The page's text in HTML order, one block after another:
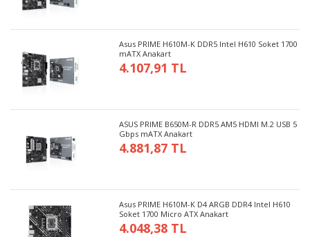
Asus PRIME H610M-K DDR5 Intel H610 Soket 1700
mATX Anakart
4.107,91 TL
ASUS PRIME B650M-R DDR5 AM5 HDMI M.2 USB 5
Gbps mATX Anakart
4.881,87 TL
Asus PRIME H610M-K D4 ARGB DDR4 Intel H610
Soket 1700 Micro ATX Anakart
4.048,38 TL